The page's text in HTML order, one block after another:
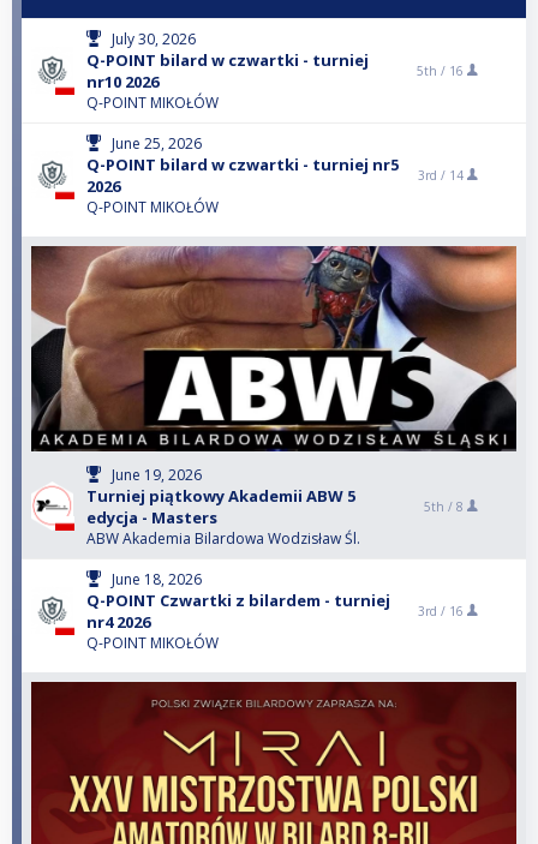
July 30, 2026
Q-POINT bilard w czwartki - turniej
nr10 2026
Q-POINT MIKOŁÓW
5th / 16
June 25, 2026
Q-POINT bilard w czwartki - turniej nr5
2026
Q-POINT MIKOŁÓW
3rd / 14
June 19, 2026
Turniej piątkowy Akademii ABW 5
edycja - Masters
ABW Akademia Bilardowa Wodzisław Śl.
5th / 8
June 18, 2026
Q-POINT Czwartki z bilardem - turniej
nr4 2026
Q-POINT MIKOŁÓW
3rd / 16